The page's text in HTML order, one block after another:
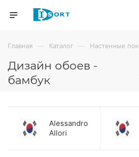
Главная — Каталог — Настенные
Дизайн обоев -
бамбук
Alessandro
Allori